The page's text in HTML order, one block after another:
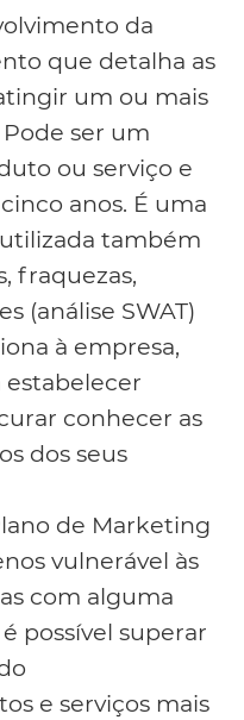
da
que detalha as
um ou mais
ser um
ou serviço e
anos. É uma
também
fraquezas,
(análise SWAT)
à empresa,
estabelecer
conhecer as
dos seus
de Marketing
vulnerável às
com alguma
possível superar
e serviços mais